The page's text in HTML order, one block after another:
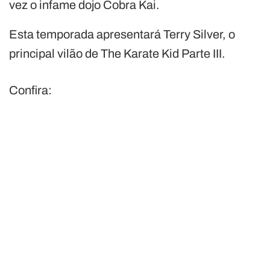
vez o infame dojo Cobra Kai.
Esta temporada apresentará Terry Silver, o
principal vilão de The Karate Kid Parte III.
Confira: